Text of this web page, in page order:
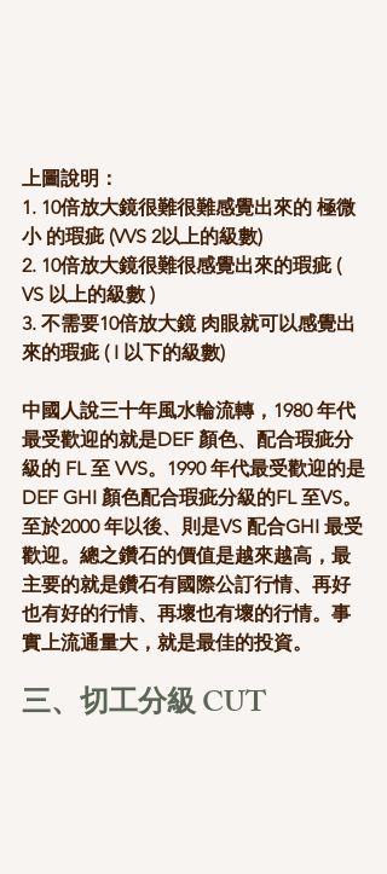
上圖說明：
1. 10倍放大鏡很難很難感覺出來的 極微
小 的瑕疵 (VVS 2以上的級數)
2. 10倍放大鏡很難很感覺出來的瑕疵 (
VS 以上的級數 )
3. 不需要10倍放大鏡 肉眼就可以感覺出
來的瑕疵 ( I 以下的級數)
中國人說三十年風水輪流轉，1980 年代
最受歡迎的就是DEF 顏色、配合瑕疵分
級的 FL 至 VVS。1990 年代最受歡迎的是
DEF GHI 顏色配合瑕疵分級的FL 至VS。
至於2000 年以後、則是VS 配合GHI 最受
歡迎。總之鑽石的價值是越來越高，最
主要的就是鑽石有國際公訂行情、再好
也有好的行情、再壞也有壞的行情。事
實上流通量大，就是最佳的投資。
三、切工分級 CUT